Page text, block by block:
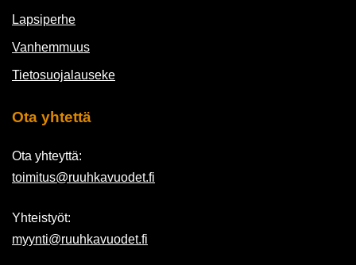
Lapsiperhe
Vanhemmuus
Tietosuojalauseke
Ota yhtettä
Ota yhteyttä:
toimitus@ruuhkavuodet.fi
Yhteistyöt:
myynti@ruuhkavuodet.fi